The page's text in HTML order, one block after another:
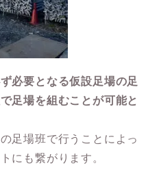
必要となる仮設足場の足
足場を組むことが可能と
足場班で行うことによっ
にも繋がります。